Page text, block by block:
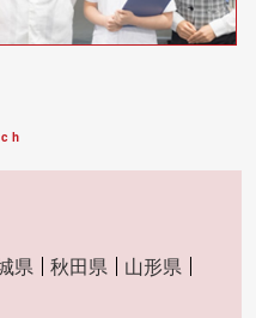
県 秋田県
山形県